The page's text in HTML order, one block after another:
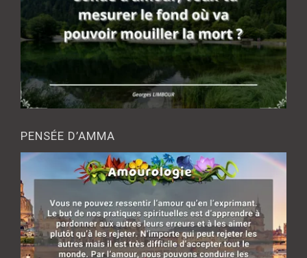
PENSÉE D’AMMA